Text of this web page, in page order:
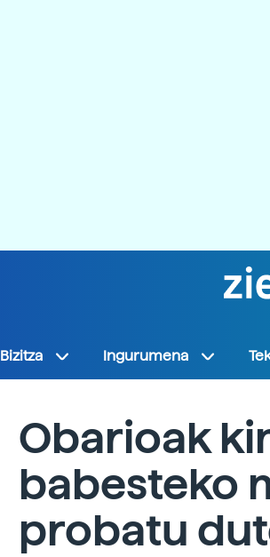
Bizitza Ingurumena
Obarioak
babesteko
probatu